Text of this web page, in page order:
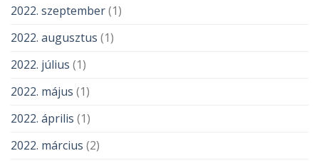
2022. szeptember(1)
2022. augusztus (1)
2022. július (1)
2022. május (1)
2022. április (1)
2022. március (2)